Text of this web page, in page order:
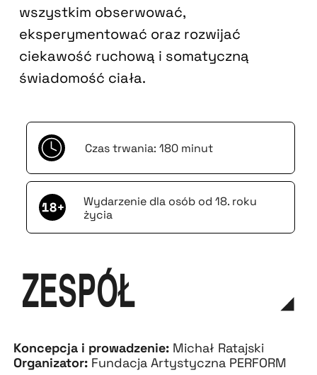
wszystkim obserwować,
eksperymentować oraz rozwijać
ciekawość ruchową i somatyczną
świadomość ciała.
Czas trwania: 180 minut
Wydarzenie dla osób od 18. roku
życia
ZESPÓŁ
Koncepcja i prowadzenie: Michał Ratajski
Organizator: Fundacja Artystyczna PERFORM